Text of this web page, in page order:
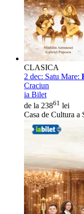
CLASICA
2 dec: Satu Mare:
Craciun
ia Bilet
de la 23861 lei
Casa de Cultura a